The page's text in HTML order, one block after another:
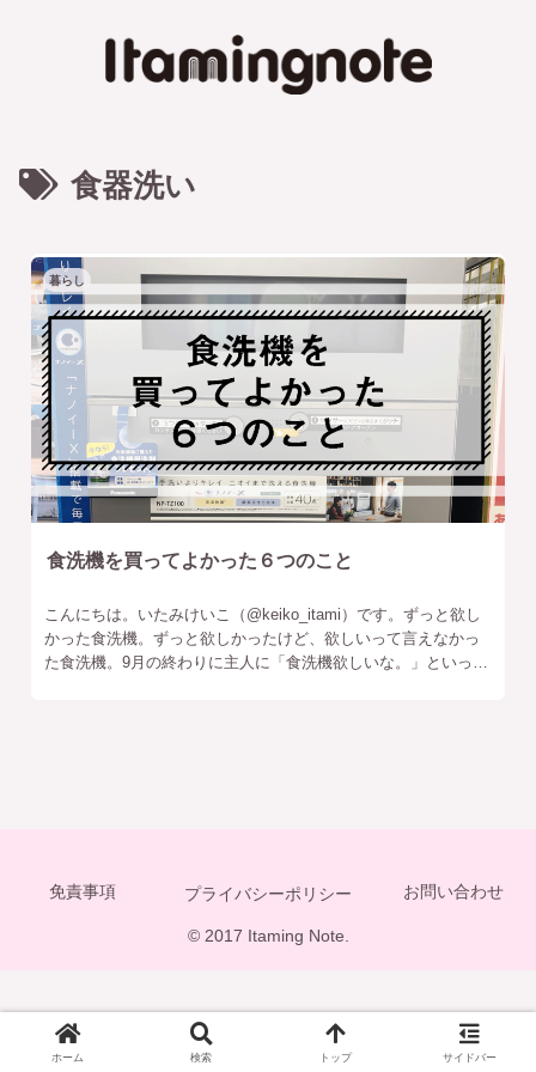
食器洗い
暮らし
食洗機を買ってよかった６つのこと
こんにちは。いたみけいこ（‎@keiko_itami）です。ずっと欲し
かった食洗機。ずっと欲しかったけど、欲しいって言えなかっ
た食洗機。9月の終わりに主人に「食洗機欲しいな。」といった
免責事項 プライバシーポリシー お問い合わせ
© 2017 Itaming Note.
ホーム 検索 トップ サイドバー